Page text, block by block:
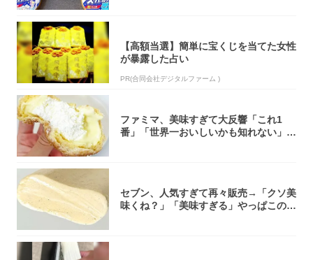
【高額当選】簡単に宝くじを当てた女性
が暴露した占い
PR(合同会社デジタルファーム )
ファミマ、美味すぎて大反響「これ1
番」「世界一おいしいかも知れない」
セブン、人気すぎて再々販売→「クソ美
味くね？」「美味すぎる」やっぱこのク